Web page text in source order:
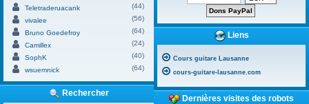
Teletraderuacank
(44)
vivalee
(56)
Bruno Goedefroy
(64)
Camillex
(24)
SophK
(40)
wsuemnick
(64)
Rechercher
Liens
Cours guitare Lausanne
cours-guitare-lausanne.com
Dernières visites des robots